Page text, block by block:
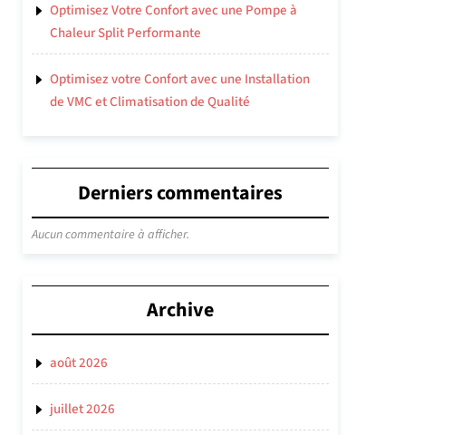
Optimisez Votre Confort avec une Pompe à
Chaleur Split Performante
Optimisez votre Confort avec une Installation
de VMC et Climatisation de Qualité
Derniers commentaires
Aucun commentaire à afficher.
Archive
août 2026
juillet 2026